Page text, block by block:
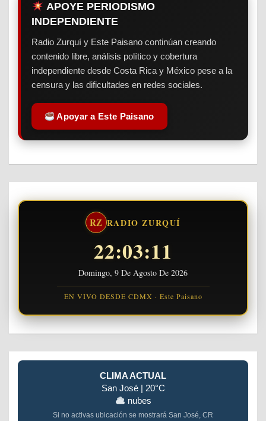
APOYE PERIODISMO
INDEPENDIENTE
Radio Zurquí y Este Paisano continúan creando
contenido libre, análisis político y cobertura
independiente desde Costa Rica y México pese a la
censura y las dificultades en redes sociales.
Apoyar a Este Paisano
RZ RADIO ZURQUÍ
22:03:11
Domingo, 9 De Agosto De 2026
EN VIVO DESDE CDMX · Este Paisano
CLIMA ACTUAL
San José | 20°C
nubes
Si no activas ubicación se mostrará San José, CR